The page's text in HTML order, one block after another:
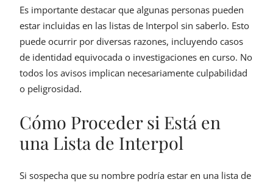
Es importante destacar que algunas personas pueden
estar incluidas en las listas de Interpol sin saberlo. Esto
puede ocurrir por diversas razones, incluyendo casos
de identidad equivocada o investigaciones en curso. No
todos los avisos implican necesariamente culpabilidad
o peligrosidad.
Cómo Proceder si Está en
una Lista de Interpol
Si sospecha que su nombre podría estar en una lista de